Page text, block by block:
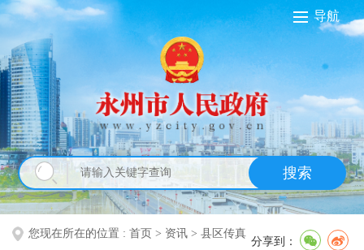
导航
搜索
您现在所在的位置 : 首页 > 资讯 > 县区传真
分享到：